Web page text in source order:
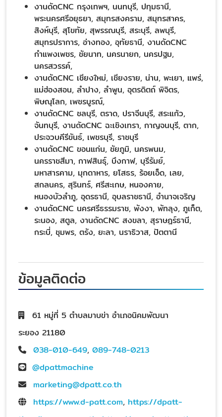
งานดัดCNC กรุงเทพฯ, นนทบุรี, ปทุมธานี,
พระนครศรีอยุธยา, สมุทรสงคราม, สมุทรสาคร,
สิงห์บุรี, สุโขทัย, สุพรรณบุรี, สระบุรี, ลพบุรี,
สมุทรปราการ, อ่างทอง, อุทัยธานี, งานดัดCNC
กำแพงเพชร, ชัยนาท, นครนายก, นครปฐม,
นครสวรรค์,
งานดัดCNC เชียงใหม่, เชียงราย, น่าน, พะเยา, แพร่,
แม่ฮ่องสอน, ลำปาง, ลำพูน, อุตรดิตถ์ พิจิตร,
พิษณุโลก, เพชรบูรณ์,
งานดัดCNC ชลบุรี, ตราด, ปราจีนบุรี, สระแก้ว,
จันทบุรี, งานดัดCNC ฉะเชิงเทรา, กาญจนบุรี, ตาก,
ประจวบคีรีขันธ์, เพชรบุรี, ราชบุรี
งานดัดCNC ขอนแก่น, ชัยภูมิ, นครพนม,
นครราชสีมา, กาฬสินธุ์, บึงกาฬ, บุรีรัมย์,
มหาสารคาม, มุกดาหาร, ยโสธร, ร้อยเอ็ด, เลย,
สกลนคร, สุรินทร์, ศรีสะเกษ, หนองคาย,
หนองบัวลำภู, อุดรธานี, อุบลราชธานี, อำนาจเจริญ
งานดัดCNC นครศรีธรรมราช, พังงา, พัทลุง, ภูเก็ต,
ระนอง, สตูล, งานดัดCNC สงขลา, สุราษฎร์ธานี,
กระบี่, ชุมพร, ตรัง, ยะลา, นราธิวาส, ปัตตานี
ข้อมูลติดต่อ
61 หมู่ที่ 5 ตำบลมาบข่า อำเภอนิคมพัฒนา
ระยอง 21180
038-010-649, 089-748-0213
@dpattmachine
marketing@dpatt.co.th
https://www.d-patt.com, https://dpatt-